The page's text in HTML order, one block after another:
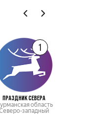
1
ПРАЗДНИК СЕВЕРА
область
западный